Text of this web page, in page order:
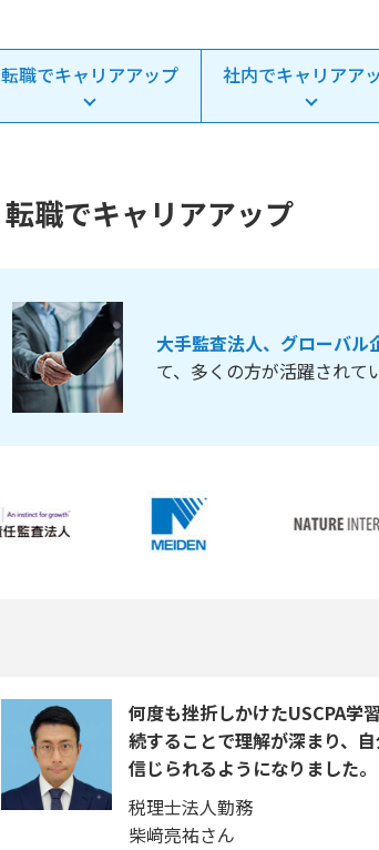
転職でキャリアアップ 社内でキャリアア
転職でキャリアアップ
大手監査法人、グローバル
て、多くの方が活躍されて
何度も挫折しかけたUSCPA学
続することで理解が深まり、
信じられるようになりました。
税理士法人勤務
柴﨑亮祐さん